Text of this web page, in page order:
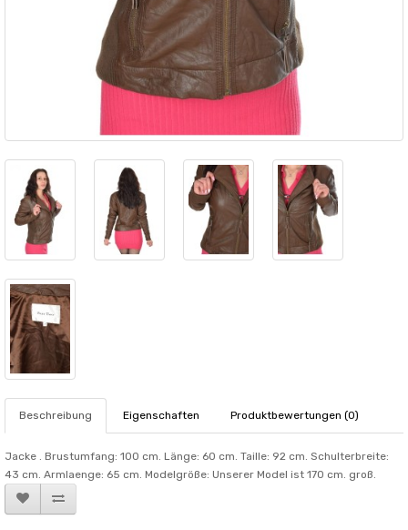
Beschreibung Eigenschaften Produktbewertungen (0)
Jacke . Brustumfang: 100 cm. Länge: 60 cm. Taille: 92 cm. Schulterbreite:
43 cm. Armlaenge: 65 cm. Modelgröße: Unserer Model ist 170 cm. groß.